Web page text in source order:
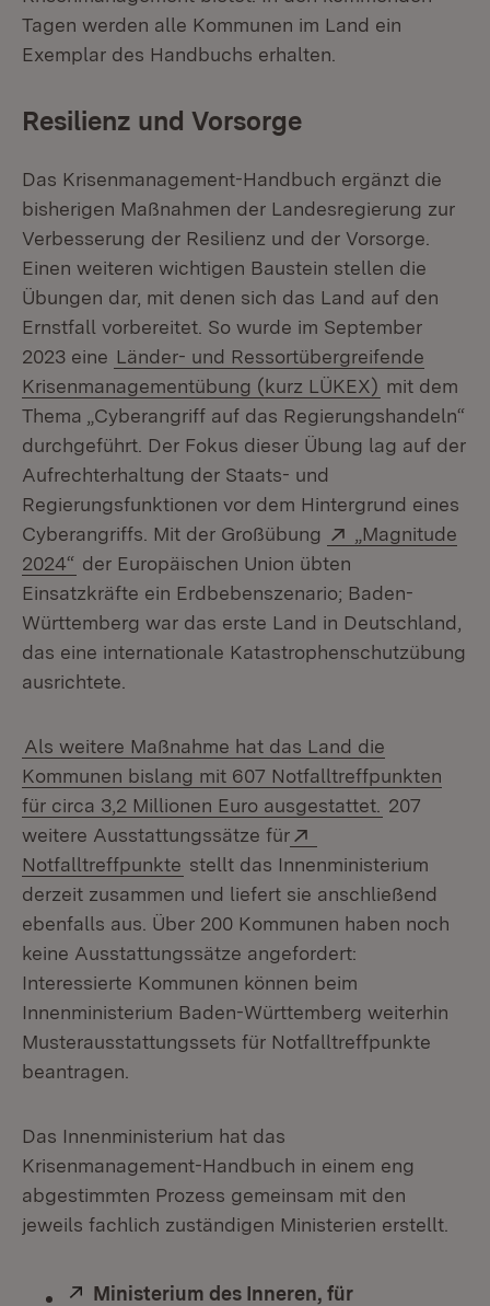
Tagen werden alle Kommunen im Land ein
Exemplar des Handbuchs erhalten.
Resilienz und Vorsorge
Das Krisenmanagement-Handbuch ergänzt die
bisherigen Maßnahmen der Landesregierung zur
Verbesserung der Resilienz und der Vorsorge.
Einen weiteren wichtigen Baustein stellen die
Übungen dar, mit denen sich das Land auf den
Ernstfall vorbereitet. So wurde im September
2023 eine Länder- und Ressortübergreifende
Krisenmanagementübung (kurz LÜKEX) mit dem
Thema „Cyberangriff auf das Regierungshandeln“
durchgeführt. Der Fokus dieser Übung lag auf der
Aufrechterhaltung der Staats- und
Regierungsfunktionen vor dem Hintergrund eines
Cyberangriffs. Mit der Großübung
Extern:
„Magnitude
2024“ (Öffnet in neuem Fenster)
der Europäischen Union übten
Einsatzkräfte ein Erdbebenszenario; Baden-
Württemberg war das erste Land in Deutschland,
das eine internationale Katastrophenschutzübung
ausrichtete.
Als weitere Maßnahme hat das Land die
Kommunen bislang mit 607 Notfalltreffpunkten
für circa 3,2 Millionen Euro ausgestattet. 207
weitere Ausstattungssätze für
Notfalltreffpunkte (Öffnet in neuem Fenster)
stellt das Innenministerium
derzeit zusammen und liefert sie anschließend
ebenfalls aus. Über 200 Kommunen haben noch
keine Ausstattungssätze angefordert:
Interessierte Kommunen können beim
Innenministerium Baden-Württemberg weiterhin
Musterausstattungssets für Notfalltreffpunkte
beantragen.
Das Innenministerium hat das
Krisenmanagement-Handbuch in einem eng
abgestimmten Prozess gemeinsam mit den
jeweils fachlich zuständigen Ministerien erstellt.
Extern:
Ministerium des Inneren, für